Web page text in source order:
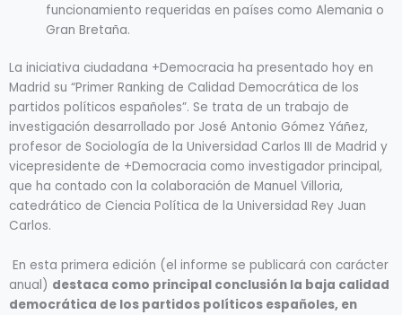
funcionamiento requeridas en países como Alemania o
Gran Bretaña.
La iniciativa ciudadana +Democracia ha presentado hoy en
Madrid su “Primer Ranking de Calidad Democrática de los
partidos políticos españoles”. Se trata de un trabajo de
investigación desarrollado por José Antonio Gómez Yáñez,
profesor de Sociología de la Universidad Carlos III de Madrid y
vicepresidente de +Democracia como investigador principal,
que ha contado con la colaboración de Manuel Villoria,
catedrático de Ciencia Política de la Universidad Rey Juan
Carlos.
En esta primera edición (el informe se publicará con carácter
anual) destaca como principal conclusión la baja calidad
democrática de los partidos políticos españoles, en